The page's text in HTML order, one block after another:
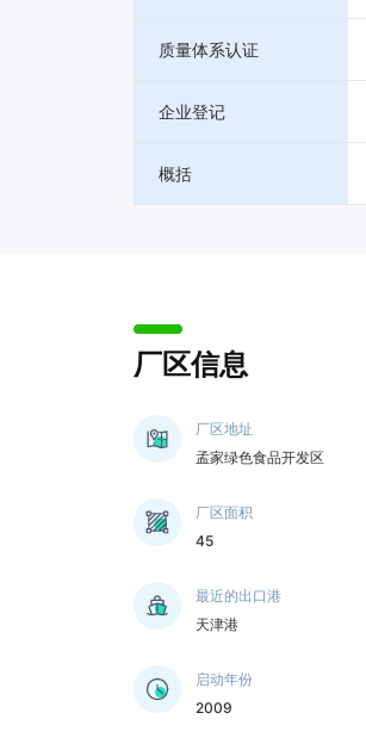
质量体系认证
企业登记
概括
厂区信息
厂区地址
孟家绿色食品开发区
厂区面积
45
最近的出口港
天津港
启动年份
2009